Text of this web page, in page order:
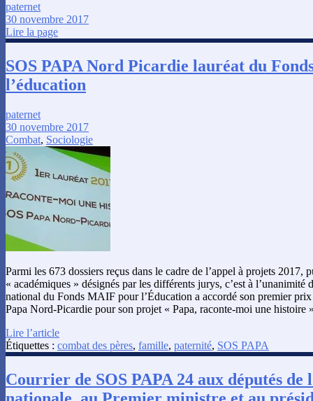
paternet
30 novembre 2017
Lire la page
SOS PAPA Nord Picardie lauréat du
l’éducation
paternet
30 novembre 2017
Combat, Sociologie
Parmi les 673 dossiers reçus dans le cadre de l’appel à projets 2017,
« académiques » désignés par les différents jurys, c’est à l’unanimité
national du Fonds MAIF pour l’Éducation a accordé son premier
Papa Nord-Picardie pour son projet « Papa, raconte-moi une
Lire l’article
Étiquettes : combat des pères, famille, paternité, SOS PAPA
Courrier de SOS PAPA 24 aux députés de